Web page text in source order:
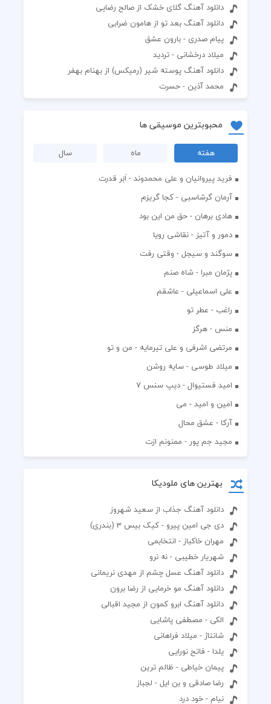
دانلود آهنگ گلای خشک از صالح رضایی
دانلود آهنگ بعد تو از هامون ضرابی
پیام صدری - بارون عشق
میلاد درخشانی - تردید
دانلود آهنگ پوسته شیر (رمیکس) از بهنام بهفر
محمد آذین - حسرت
محبوبترین موسیقی ها
هفته ماه
سال
فرید پیروانیان و علی محمدوند - اَبَر قدرت
آرمان گرشاسبی - کجا گریزم
هادی برهان - حق من این بود
دمور و آتیز - نقاشی رویا
سوگند و سیجل - وقتی رفت
پژمان مبرا - شاه صنم
علی اسماعیلی - عاشقم
راغب - عطر تو
منس - هرگز
مرتضی اشرفی و علی تیرمایه - من و تو
میلاد طوسی - سایه روشن
اميد فستيوال - ديپ سنس ۷
امین و امید - می
آرکا - عشق محال
مجید جم پور - ممنونم ازت
بهترین های ملودیکا
دانلود آهنگ جذاب از سعید شهروز
دی جی امین پیرو - کیک بیس 3 (بندری)
مهران خاکباز - انتخابمی
شهریار خطیبی - نه نرو
دانلود آهنگ عسل چشم از مهدی نریمانی
دانلود آهنگ مو خرمایی از رضا برون
دانلود آهنگ ابرو کمون از مجید اقبالی
الکی - مصطفی پاشایی
شانتاژ - میلاد فراهانی
یلدا - فاتح نورایی
پیمان خیاطی - ظالم ترین
رضا صادقی و بن ایل - لجباز
نیام - خود درد